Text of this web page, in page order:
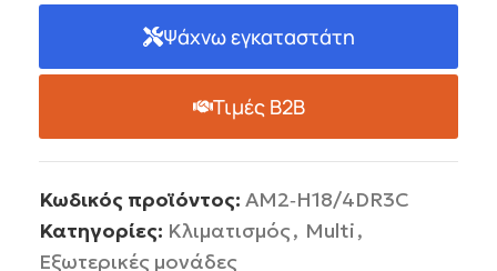
Ψάχνω εγκαταστάτη
Τιμές B2B
Κωδικός προϊόντος: AM2‐H18/4DR3C
Κατηγορίες: Κλιματισμός, Multi,
Εξωτερικές μονάδες